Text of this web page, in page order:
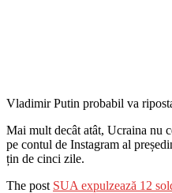
Vladimir Putin probabil va
Mai mult decât atât, Ucraina nu
pe contul de Instagram al
țin de cinci zile.
The post SUA expulzează 12